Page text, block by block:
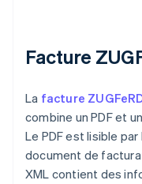
Facture
La facture
combine un PDF et
Le PDF est lisible
document de
XML contient des